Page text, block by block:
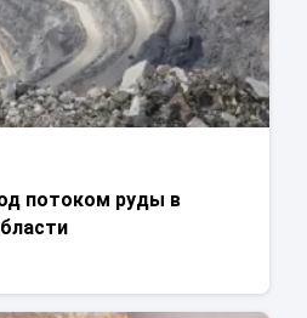
потоком руды в